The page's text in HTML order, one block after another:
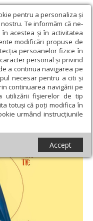
pentru a personaliza și
Te informăm că ne-
acestea și în activitatea
modificări propuse de
persoanelor fizice în
personal și privind
a continua navigarea pe
necesar pentru a citi și
continuarea navigării pe
utilizării fişierelor de tip
totuși că poți modifica în
urmând instrucțiunile
Accept
› Patristica › Cum să
Treimi în